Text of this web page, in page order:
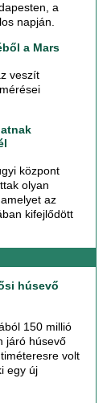
a
napján.
a Mars
veszít
központ
olyan
az
kifejlődött
húsevő
150 millió
járó húsevő
volt
egy új